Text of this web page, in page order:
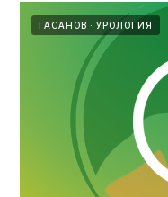
ГАСАНОВ УРОЛОГИЯ